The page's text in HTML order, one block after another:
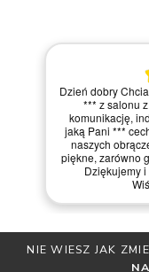
Dzień dobry
*** z salonu
komunikację,
jaką Pani ***
naszych
piękne, zarówno
Dziękujemy
? -ZAPOZNAJ SIĘ Z